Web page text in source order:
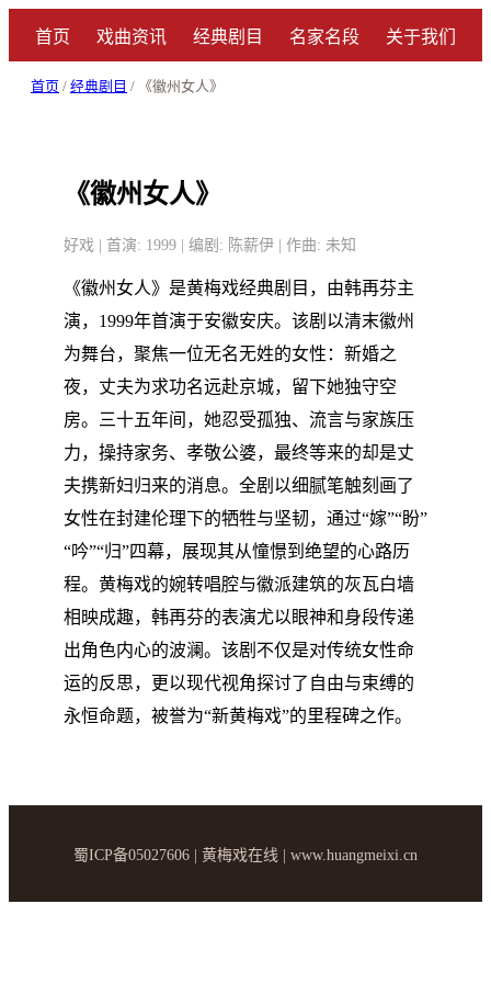
首页 戏曲资讯 经典剧目 名家名段 关于我们
首页 / 经典剧目 / 《徽州女人》
《徽州女人》
好戏 | 首演: 1999 | 编剧: 陈薪伊 | 作曲: 未知
《徽州女人》是黄梅戏经典剧目，由韩再芬主
演，1999年首演于安徽安庆。该剧以清末徽州
为舞台，聚焦一位无名无姓的女性：新婚之
夜，丈夫为求功名远赴京城，留下她独守空
房。三十五年间，她忍受孤独、流言与家族压
力，操持家务、孝敬公婆，最终等来的却是丈
夫携新妇归来的消息。全剧以细腻笔触刻画了
女性在封建伦理下的牺牲与坚韧，通过“嫁”“盼”
“吟”“归”四幕，展现其从憧憬到绝望的心路历
程。黄梅戏的婉转唱腔与徽派建筑的灰瓦白墙
相映成趣，韩再芬的表演尤以眼神和身段传递
出角色内心的波澜。该剧不仅是对传统女性命
运的反思，更以现代视角探讨了自由与束缚的
永恒命题，被誉为“新黄梅戏”的里程碑之作。
蜀ICP备05027606 | 黄梅戏在线 | www.huangmeixi.cn